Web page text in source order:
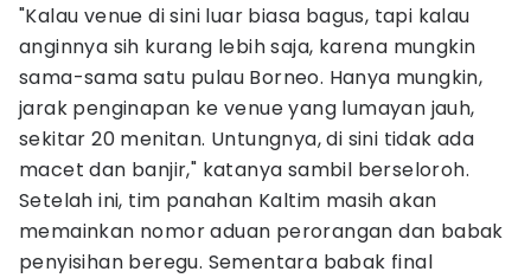
"Kalau venue di sini luar biasa bagus, tapi kalau
anginnya sih kurang lebih saja, karena mungkin
sama-sama satu pulau Borneo. Hanya mungkin,
jarak penginapan ke venue yang lumayan jauh,
sekitar 20 menitan. Untungnya, di sini tidak ada
macet dan banjir," katanya sambil berseloroh.
Setelah ini, tim panahan Kaltim masih akan
memainkan nomor aduan perorangan dan babak
penyisihan beregu. Sementara babak final